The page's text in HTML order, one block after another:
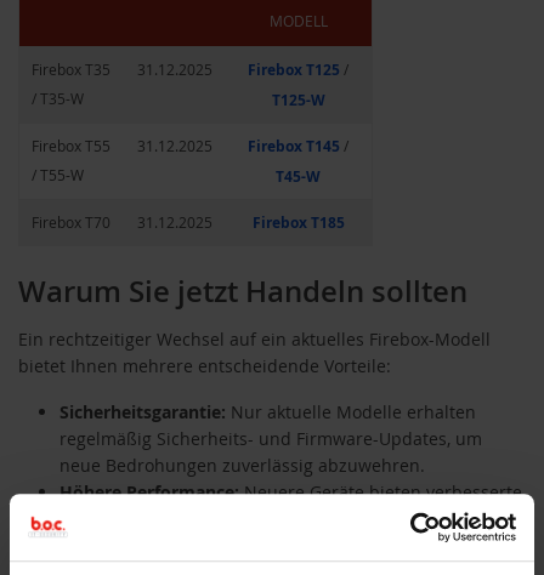
MODELL
Firebox T35
/ T35-W
31.12.2025 Firebox T125 /
T125-W
Firebox T55
/ T55-W
31.12.2025 Firebox T145 /
T45-W
Firebox T70 31.12.2025 Firebox T185
Warum Sie jetzt Handeln sollten
Ein rechtzeitiger Wechsel auf ein aktuelles Firebox-Modell
bietet Ihnen mehrere entscheidende Vorteile:
Sicherheitsgarantie: Nur aktuelle Modelle erhalten
regelmäßig Sicherheits- und Firmware-Updates, um
neue Bedrohungen zuverlässig abzuwehren.
Höhere Performance:Neuere Geräte bieten verbesserte
Performance, höhere Durchsatzraten und moderne
Hardware-Architektur für zukunftssichere Netzwerke.